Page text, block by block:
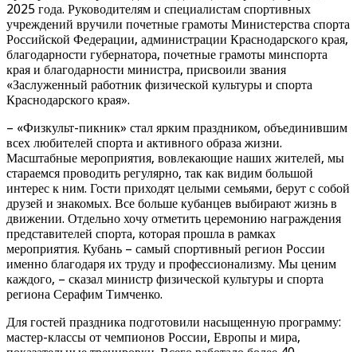
2025 года. Руководителям и специалистам спортивных
учреждений вручили почетные грамоты Министерства спорта
Российской Федерации, администрации Краснодарского края,
благодарности губернатора, почетные грамоты минспорта
края и благодарности министра, присвоили звания
«Заслуженный работник физической культуры и спорта
Краснодарского края».
– «Физкульт-пикник» стал ярким праздником, объединившим
всех любителей спорта и активного образа жизни.
Масштабные мероприятия, вовлекающие наших жителей, мы
стараемся проводить регулярно, так как видим большой
интерес к ним. Гости приходят целыми семьями, берут с собой
друзей и знакомых. Все больше кубанцев выбирают жизнь в
движении. Отдельно хочу отметить церемонию награждения
представителей спорта, которая прошла в рамках
мероприятия. Кубань – самый спортивный регион России
именно благодаря их труду и профессионализму. Мы ценим
каждого, – сказал министр физической культуры и спорта
региона Серафим Тимченко.
Для гостей праздника подготовили насыщенную программу:
мастер-классы от чемпионов России, Европы и мира,